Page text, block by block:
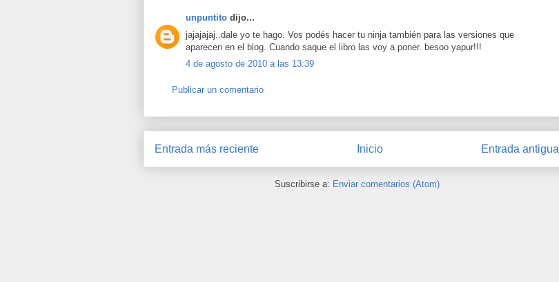
unpuntito dijo...
jajajajaj..dale yo te hago. Vos podés hacer tu ninja también para las versiones que
aparecen en el blog. Cuando saque el libro las voy a poner. besoo yapur!!!
4 de agosto de 2010 a las 13:39
Publicar un comentario
Entrada más reciente Entrada antigua
Inicio
Suscribirse a: Enviar comentarios (Atom)